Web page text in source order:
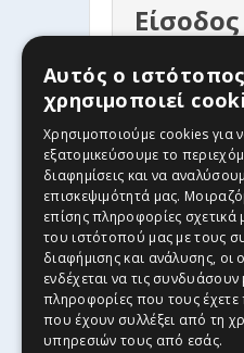
Είσοδος
Αυτός ο ιστότοπος
χρησιμοποιεί
Χρησιμοποιούμε cookies για
εξατομικεύσουμε το
διαφημίσεις και να
επισκεψιμότητά μας.
επίσης πληροφορίες σχετικά
του ιστότοπού μας με τους
διαφήμισης και ανάλυσης, οι
ενδέχεται να τις συνδυάσουν
πληροφορίες που τους έχετε
που έχουν συλλέξει από τη
υπηρεσιών τους από εσάς.